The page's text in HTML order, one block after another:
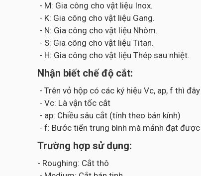
- M: Gia công cho vật liệu Inox.
- K: Gia công cho vật liệu Gang.
- N: Gia công cho vật liệu Nhôm.
- S: Gia công cho vật liệu Titan.
- H: Gia công cho vật liệu Thép sau nhiệt.
Nhận biết chế độ cắt:
- Trên vỏ hộp có các ký hiệu Vc, ap, f thì
- Vc: Là vận tốc cắt
- ap: Chiều sâu cắt (tính theo bán kính)
- f: Bước tiến trung bình mà mảnh đạt được
Trường hợp sử dụng:
- Roughing: Cắt thô